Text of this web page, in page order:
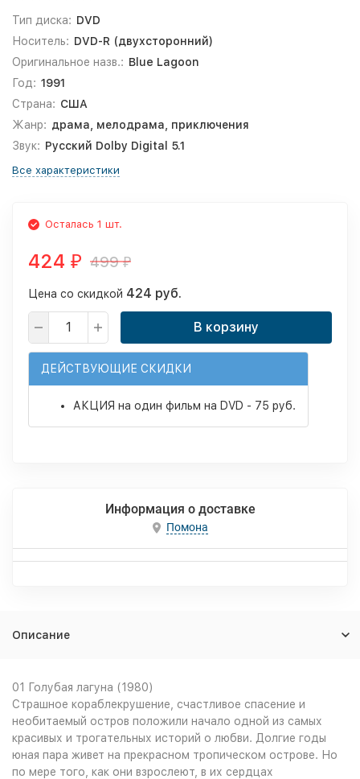
Тип диска: DVD
Носитель: DVD-R (двухсторонний)
Оригинальное назв.: Blue Lagoon
Год: 1991
Страна: США
Жанр: драма, мелодрама, приключения
Звук: Русский Dolby Digital 5.1
Все характеристики
Осталась 1 шт.
424 ₽ 499₽
Цена со скидкой 424 руб.
В корзину
ДЕЙСТВУЮЩИЕ СКИДКИ
АКЦИЯ на один фильм на DVD - 75 руб.
Информация о доставке
Помона
Описание
01 Голубая лагуна (1980)
Страшное кораблекрушение, счастливое спасение и
необитаемый остров положили начало одной из самых
красивых и трогательных историй о любви. Долгие годы
юная пара живет на прекрасном тропическом острове. Но
по мере того, как они взрослеют, в их сердцах